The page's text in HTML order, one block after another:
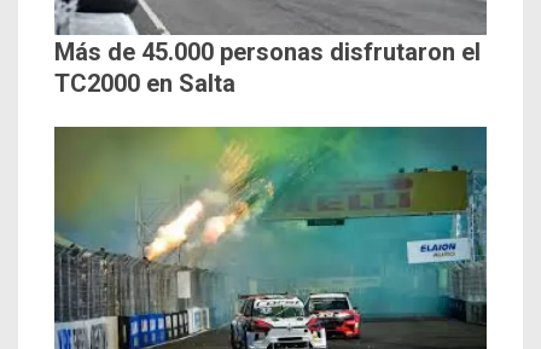
Más de 45.000 personas disfrutaron el
TC2000 en Salta